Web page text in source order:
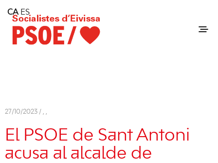
Consell Insular d'Eivissa
Services
Contact
27/10/2023 / , ,
El PSOE de Sant Antoni
acusa al alcalde de
CA ES